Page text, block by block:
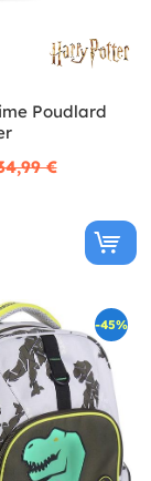
Poudlard
€
-45%